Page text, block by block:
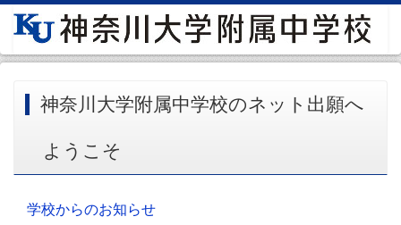
神奈川大学附属中学校のネット出願へ
ようこそ
学校からのお知らせ